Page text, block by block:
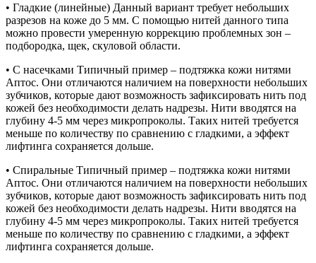
• Гладкие (линейные) Данный вариант требует небольших
разрезов на коже до 5 мм. С помощью нитей данного типа
можно провести умеренную коррекцию проблемных зон –
подбородка, щек, скуловой области.
• С насечками Типичный пример – подтяжка кожи нитями
Аптос. Они отличаются наличием на поверхности небольших
зубчиков, которые дают возможность зафиксировать нить под
кожей без необходимости делать надрезы. Нити вводятся на
глубину 4-5 мм через микропроколы. Таких нитей требуется
меньше по количеству по сравнению с гладкими, а эффект
лифтинга сохраняется дольше.
• Спиральные Типичный пример – подтяжка кожи нитями
Аптос. Они отличаются наличием на поверхности небольших
зубчиков, которые дают возможность зафиксировать нить под
кожей без необходимости делать надрезы. Нити вводятся на
глубину 4-5 мм через микропроколы. Таких нитей требуется
меньше по количеству по сравнению с гладкими, а эффект
лифтинга сохраняется дольше.